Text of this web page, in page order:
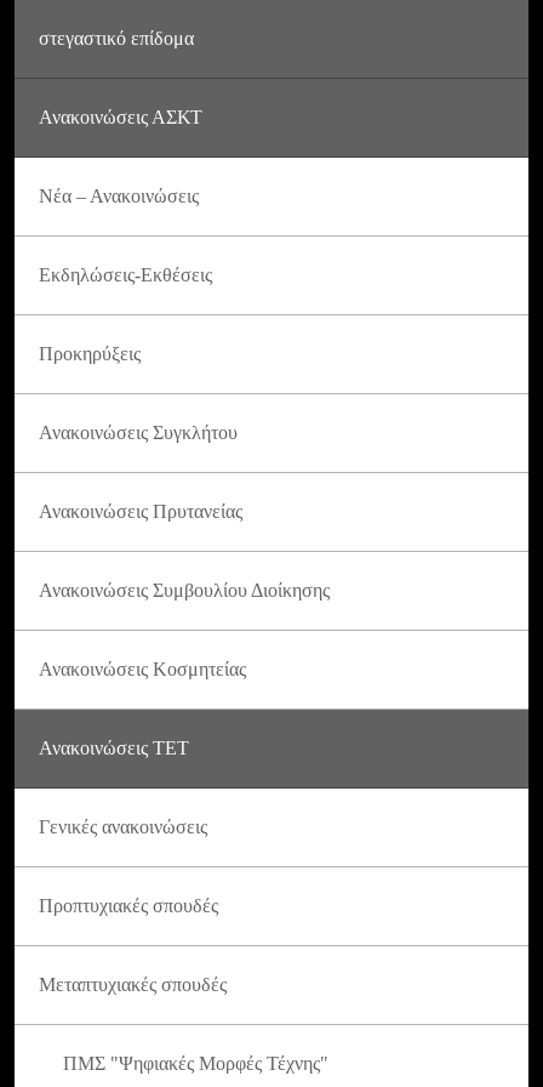
στεγαστικό επίδομα
Ανακοινώσεις ΑΣΚΤ
Νέα – Ανακοινώσεις
Εκδηλώσεις-Εκθέσεις
Προκηρύξεις
Ανακοινώσεις Συγκλήτου
Ανακοινώσεις Πρυτανείας
Ανακοινώσεις Συμβουλίου Διοίκησης
Ανακοινώσεις Κοσμητείας
Ανακοινώσεις ΤΕΤ
Γενικές ανακοινώσεις
Προπτυχιακές σπουδές
Μεταπτυχιακές σπουδές
ΠΜΣ "Ψηφιακές Μορφές Τέχνης"